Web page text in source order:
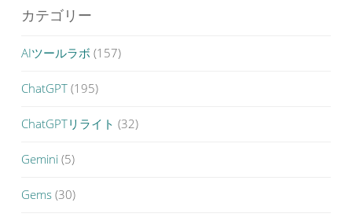
カテゴリー
AIツールラボ (157)
ChatGPT (195)
ChatGPTリライト (32)
Gemini (5)
Gems (30)